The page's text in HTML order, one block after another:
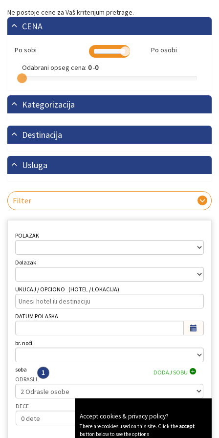
Ne postoje cene za Vaš kriterijum pretrage.
CENA
Po sobi
Po osobi
Odabrani opseg cena: 0-0
Kategorizacija
Destinacija
Usluga
Filter
POLAZAK
Dolazak
UKUCAJ / OPCIONO (HOTEL / LOKACIJA)
DATUM POLASKA
br. noći
soba 1
DODAJ SOBU
ODRASLI
DECE
Accept cookies & privacy policy?
There are cookies used on this site. Click the accept
button below to see the options